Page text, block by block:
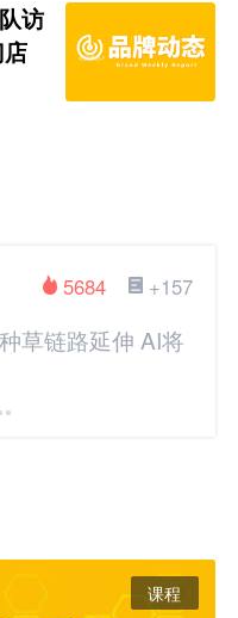
访
+157
5684
草链路延伸 AI将
课程